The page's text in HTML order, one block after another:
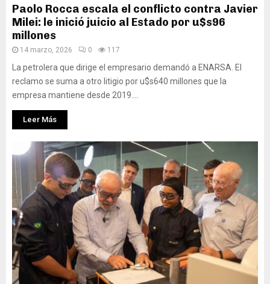
Paolo Rocca escala el conflicto contra Javier
Milei: le inició juicio al Estado por u$s96
millones
14 marzo, 2026 0 117
La petrolera que dirige el empresario demandó a ENARSA. El
reclamo se suma a otro litigio por u$s640 millones que la
empresa mantiene desde 2019....
Leer Más